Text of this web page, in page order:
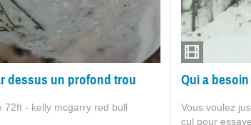
dessus un profond trou
72ft - kelly mcgarry red bull
Qui a
Vous voulez
cul pour